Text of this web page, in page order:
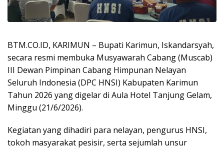
BTM.CO.ID, KARIMUN – Bupati Karimun, Iskandarsyah,
secara resmi membuka Musyawarah Cabang (Muscab)
III Dewan Pimpinan Cabang Himpunan Nelayan
Seluruh Indonesia (DPC HNSI) Kabupaten Karimun
Tahun 2026 yang digelar di Aula Hotel Tanjung Gelam,
Minggu (21/6/2026).
Kegiatan yang dihadiri para nelayan, pengurus HNSI,
tokoh masyarakat pesisir, serta sejumlah unsur